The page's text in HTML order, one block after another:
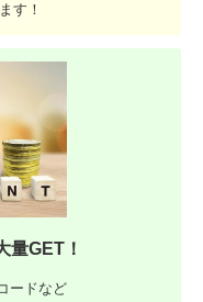
す！
量GET！
ードなど